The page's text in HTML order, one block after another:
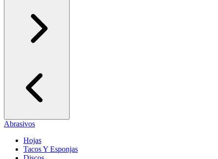
Abrasivos
Hojas
Tacos Y Esponjas